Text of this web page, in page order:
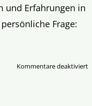
und Erfahrungen in
Frage:
Kommentare deaktiviertfür